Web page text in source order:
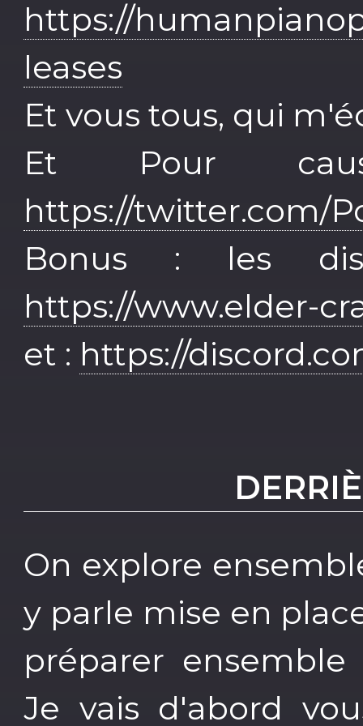
https://
leases
Et vous tous, qui
Et Pour
https://twitter.com/
Bonus : les
https://www.elder-
et : https://
On explore
y parle mise en
préparer
Je vais d'abord